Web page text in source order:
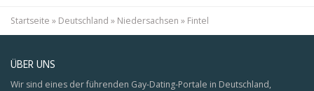
Startseite » Deutschland » Niedersachsen » Fintel
ÜBER UNS
Wir sind eines der führenden Gay-Dating-Portale in Deutschland,